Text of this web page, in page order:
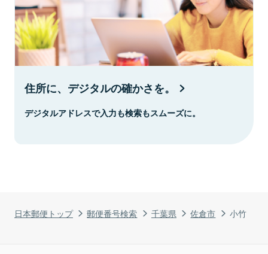
日本郵便トップ 郵便番号検索 千葉県 佐倉市 小竹
住所に、デジタルの確かさを。
デジタルアドレスで入力も検索もスムーズに。